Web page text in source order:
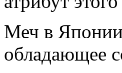
Меч в Японии
обладающее